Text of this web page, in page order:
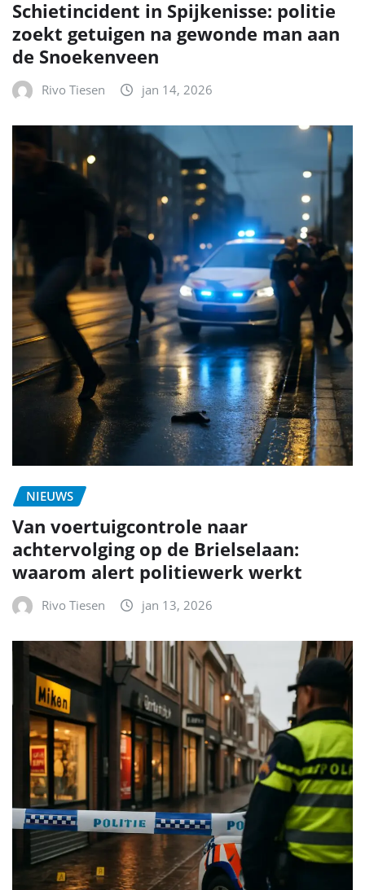
Schietincident in Spijkenisse: politie
zoekt getuigen na gewonde man aan
de Snoekenveen
Rivo Tiesen jan 14, 2026
NIEUWS
Van voertuigcontrole naar
achtervolging op de Brielselaan:
waarom alert politiewerk werkt
Rivo Tiesen jan 13, 2026